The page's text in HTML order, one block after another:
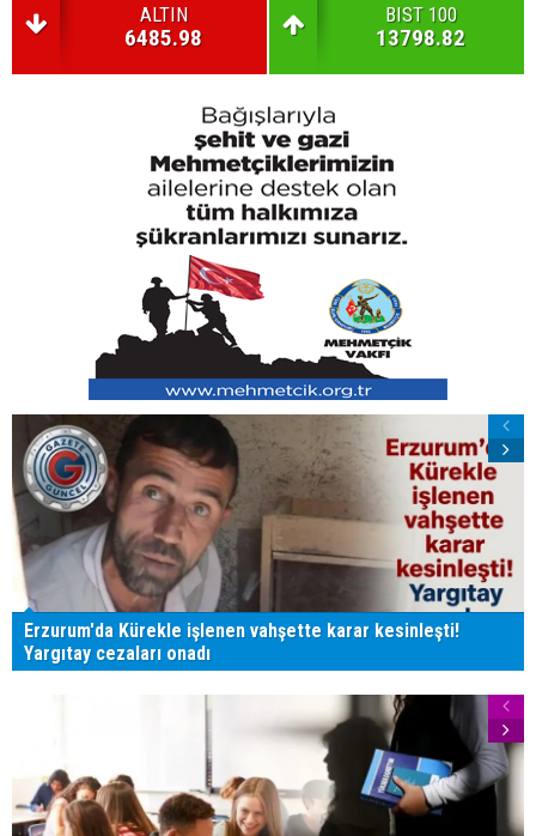
ALTIN
6485.98
BIST 100
13798.82
Erzurum'da Kürekle işlenen vahşette karar kesinleşti!
Yargıtay cezaları onadı